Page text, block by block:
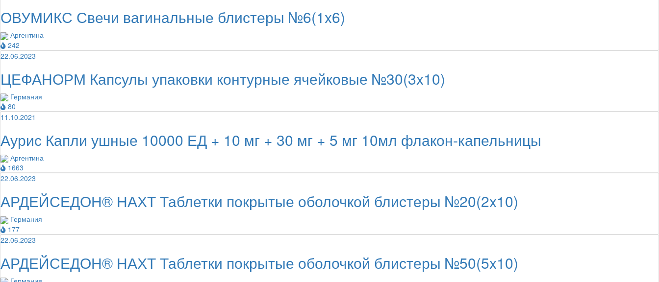
ОВУМИКС Свечи вагинальные блистеры №6(1x6)
Аргентина
242
22.06.2023
ЦЕФАНОРМ Капсулы упаковки контурные ячейковые №30(3x10)
Германия
80
11.10.2021
Аурис Капли ушные 10000 ЕД + 10 мг + 30 мг + 5 мг 10мл флакон-капельницы
Аргентина
1663
22.06.2023
АРДЕЙСЕДОН® НАХТ Таблетки покрытые оболочкой блистеры №20(2x10)
Германия
177
22.06.2023
АРДЕЙСЕДОН® НАХТ Таблетки покрытые оболочкой блистеры №50(5x10)